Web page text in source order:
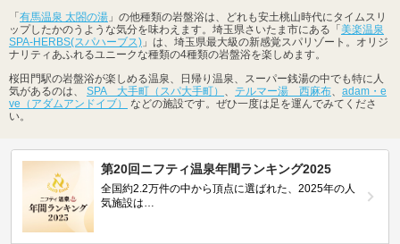
「 有馬温泉 太閤の湯 」の他種類の岩盤浴は、どれも安土桃山時代にタイムスリ
ップしたかのうような気分を味わえます。埼玉県さいたま市にある「 美楽温泉
SPA-HERBS(スパハーブス) 」は、埼玉県最大級の新感覚スパリゾート。オリジ
ナリティあふれるユニークな種類の4種類の岩盤浴を楽しめます。
桜田門駅の岩盤浴が楽しめる温泉、日帰り温泉、スーパー銭湯の中でも特に人
気があるのは、 SPA 大手町（スパ大手町） 、 テルマー湯 西麻布、 adam・e
ve（アダムアンドイブ）
などの施設です。ぜひ一度は足を運んでみてくださ
い。
第20回ニフティ温泉年間ランキング2025
全国約2.2万件の中から頂点に選ばれた、2025年の人
気施設は…